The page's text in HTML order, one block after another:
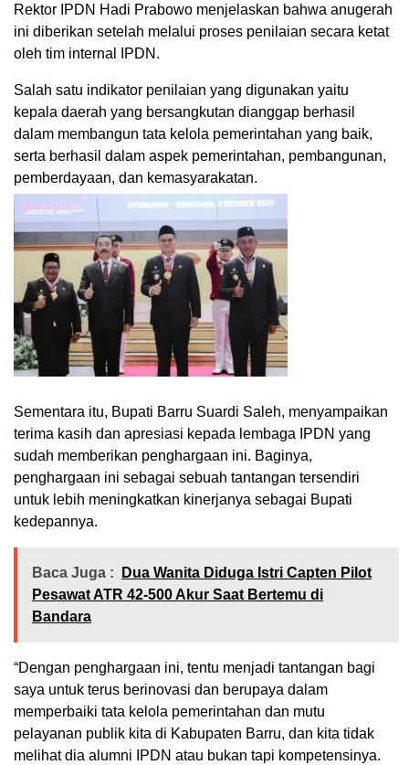
Rektor IPDN Hadi Prabowo menjelaskan bahwa anugerah
ini diberikan setelah melalui proses penilaian secara ketat
oleh tim internal IPDN.
Salah satu indikator penilaian yang digunakan yaitu
kepala daerah yang bersangkutan dianggap berhasil
dalam membangun tata kelola pemerintahan yang baik,
serta berhasil dalam aspek pemerintahan, pembangunan,
pemberdayaan, dan kemasyarakatan.
Sementara itu, Bupati Barru Suardi Saleh, menyampaikan
terima kasih dan apresiasi kepada lembaga IPDN yang
sudah memberikan penghargaan ini. Baginya,
penghargaan ini sebagai sebuah tantangan tersendiri
untuk lebih meningkatkan kinerjanya sebagai Bupati
kedepannya.
Baca Juga :
Dua Wanita Diduga Istri Capten Pilot
Pesawat ATR 42-500 Akur Saat Bertemu di
Bandara
“Dengan penghargaan ini, tentu menjadi tantangan bagi
saya untuk terus berinovasi dan berupaya dalam
memperbaiki tata kelola pemerintahan dan mutu
pelayanan publik kita di Kabupaten Barru, dan kita tidak
melihat dia alumni IPDN atau bukan tapi kompetensinya.